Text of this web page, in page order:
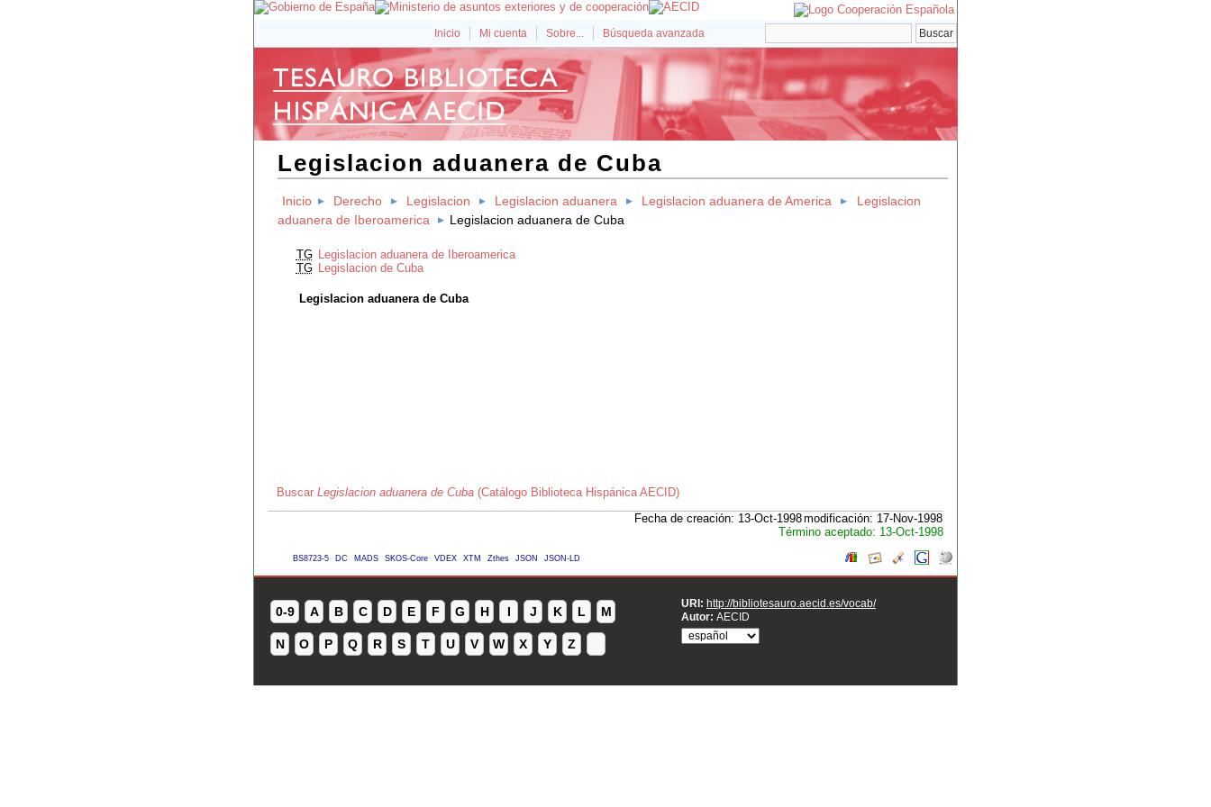
Inicio Mi cuenta Sobre... Búsqueda avanzada
Legislacion aduanera de Cuba
Inicio Derecho Legislacion Legislacion aduanera Legislacion aduanera de America
Legislacion
aduanera de Iberoamerica
Legislacion aduanera de Cuba
TG Legislacion aduanera de Iberoamerica
TG Legislacion de Cuba
Legislacion aduanera de Cuba
Buscar Legislacion aduanera de Cuba (Catálogo Biblioteca Hispánica AECID)
Fecha de creación: 13-Oct-1998modificación: 17-Nov-1998
Término aceptado: 13-Oct-1998
BS8723-5 DC MADS SKOS-Core VDEX XTM Zthes JSON JSON-LD
0-9 A B C D E F G H I J K L M
N O P Q R S T U V W X Y Z
URI: http://bibliotesauro.aecid.es/vocab/
Autor: AECID